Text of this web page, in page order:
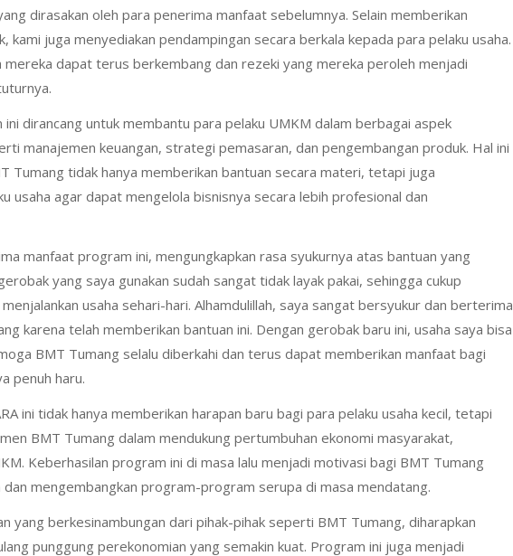
dirasakan oleh para penerima manfaat sebelumnya. Selain memberikan
kami juga menyediakan pendampingan secara berkala kepada para pelaku usaha.
mereka dapat terus berkembang dan rezeki yang mereka peroleh menjadi
dirancang untuk membantu para pelaku UMKM dalam berbagai aspek
manajemen keuangan, strategi pemasaran, dan pengembangan produk. Hal ini
Tumang tidak hanya memberikan bantuan secara materi, tetapi juga
usaha agar dapat mengelola bisnisnya secara lebih profesional dan
manfaat program ini, mengungkapkan rasa syukurnya atas bantuan yang
yang saya gunakan sudah sangat tidak layak pakai, sehingga cukup
usaha sehari-hari. Alhamdulillah, saya sangat bersyukur dan berterima
karena telah memberikan bantuan ini. Dengan gerobak baru ini, usaha saya bisa
BMT Tumang selalu diberkahi dan terus dapat memberikan manfaat bagi
penuh haru.
ini tidak hanya memberikan harapan baru bagi para pelaku usaha kecil, tetapi
BMT Tumang dalam mendukung pertumbuhan ekonomi masyarakat,
Keberhasilan program ini di masa lalu menjadi motivasi bagi BMT Tumang
mengembangkan program-program serupa di masa mendatang.
yang berkesinambungan dari pihak-pihak seperti BMT Tumang, diharapkan
punggung perekonomian yang semakin kuat. Program ini juga menjadi